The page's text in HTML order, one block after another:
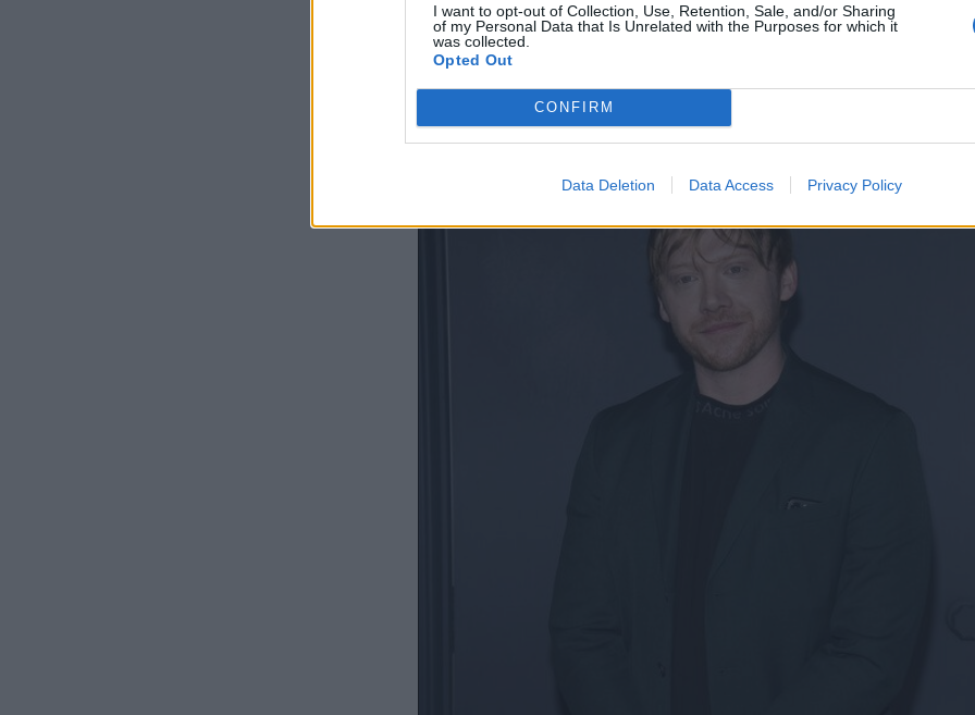
I want to opt-out of Collection, Use, Retention, Sale, and/or Sharing
of my Personal Data that Is Unrelated with the Purposes for which it
was collected.
Opted Out
CONFIRM
Data Deletion Data Access Privacy Policy